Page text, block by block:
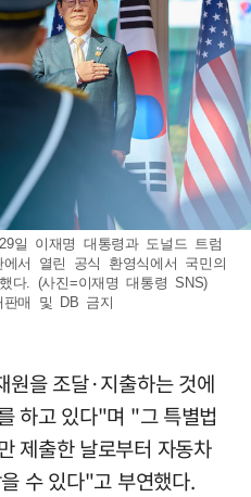
일 이재명 대통령과 도널드 트럼
서 열린 공식 환영식에서 국민의
다. (사진=이재명 대통령 SNS)
판매 및 DB 금지
원을 조달·지출하는 것에
하고 있다"며 "그 특별법
제출한 날로부터 자동차
수 있다"고 부연했다.